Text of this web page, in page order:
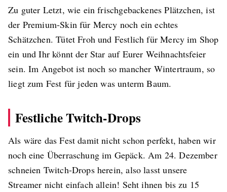
Zu guter Letzt, wie ein frischgebackenes Plätzchen, ist
der Premium-Skin für Mercy noch ein echtes
Schätzchen. Tütet Froh und Festlich für Mercy im Shop
ein und Ihr könnt der Star auf Eurer Weihnachtsfeier
sein. Im Angebot ist noch so mancher Wintertraum, so
liegt zum Fest für jeden was unterm Baum.
Festliche Twitch-Drops
Als wäre das Fest damit nicht schon perfekt, haben wir
noch eine Überraschung im Gepäck. Am 24. Dezember
schneien Twitch-Drops herein, also lasst unsere
Streamer nicht einfach allein! Seht ihnen bis zu 15